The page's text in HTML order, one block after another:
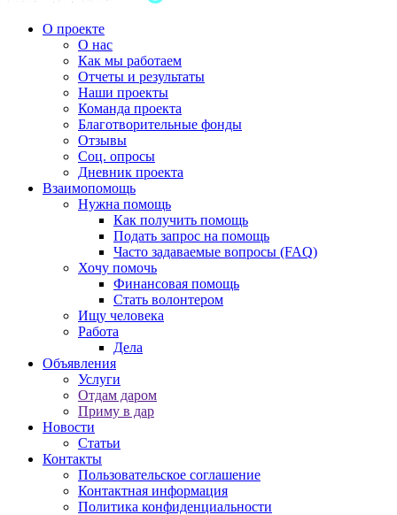
О проекте
О нас
Как мы работаем
Отчеты и результаты
Наши проекты
Команда проекта
Благотворительные фонды
Отзывы
Соц. опросы
Дневник проекта
Взаимопомощь
Нужна помощь
Как получить помощь
Подать запрос на помощь
Часто задаваемые вопросы (FAQ)
Хочу помочь
Финансовая помощь
Стать волонтером
Ищу человека
Работа
Дела
Объявления
Услуги
Отдам даром
Приму в дар
Новости
Статьи
Контакты
Пользовательское соглашение
Контактная информация
Политика конфиденциальности